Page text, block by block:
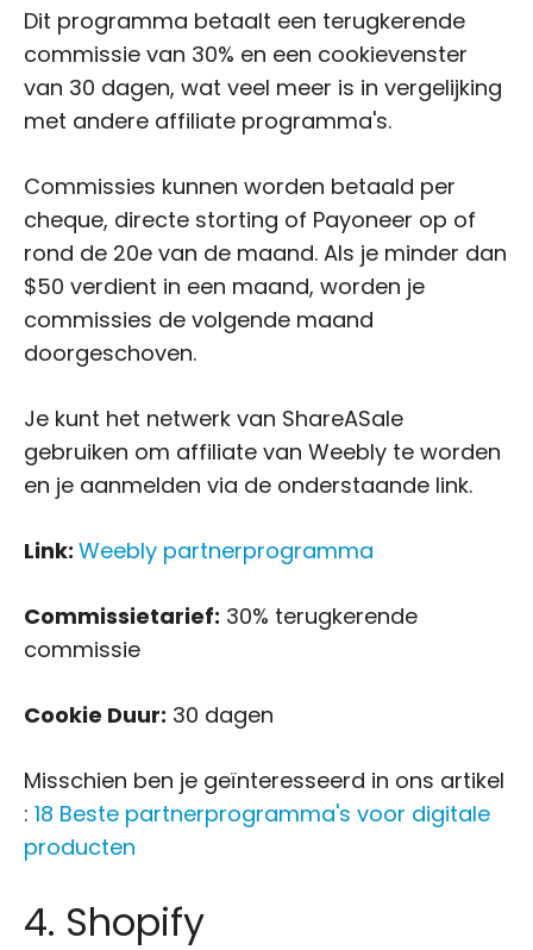
Dit programma betaalt een terugkerende
commissie van 30% en een cookievenster
van 30 dagen, wat veel meer is in vergelijking
met andere affiliate programma's.
Commissies kunnen worden betaald per
cheque, directe storting of Payoneer op of
rond de 20e van de maand. Als je minder dan
$50 verdient in een maand, worden je
commissies de volgende maand
doorgeschoven.
Je kunt het netwerk van ShareASale
gebruiken om affiliate van Weebly te worden
en je aanmelden via de onderstaande link.
Link: Weebly partnerprogramma
Commissietarief: 30% terugkerende
commissie
Cookie Duur: 30 dagen
Misschien ben je geïnteresseerd in ons artikel
: 18 Beste partnerprogramma's voor digitale
producten
4. Shopify